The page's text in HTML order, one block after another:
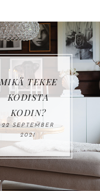
LOVIISAN
ASUNTOMES
SUT: KOHDE
17, VILLA
HAVET
15 JUNE 2023